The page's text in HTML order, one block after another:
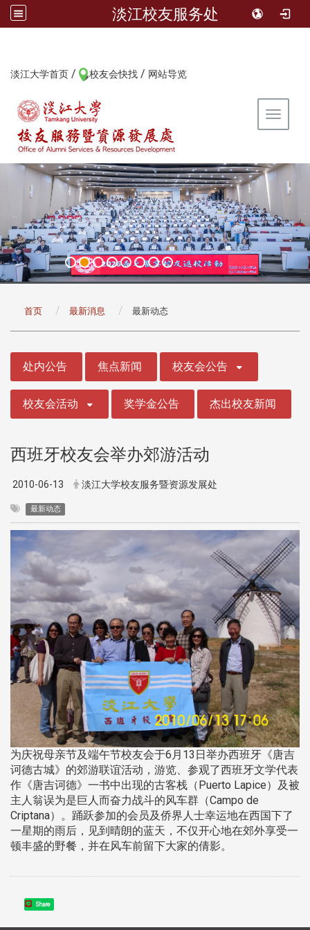
淡江校友服务处
淡江大学首页 / 校友会快找 / 网站导览
Toggle
首页 最新消息 最新动态
处内公告 焦点新闻 校友会公告
校友会活动 奖学金公告 杰出校友新闻
西班牙校友会举办郊游活动
2010-06-13 淡江大学校友服务暨资源发展处
最新动态
为庆祝母亲节及端午节校友会于6月13日举办西班牙《唐吉
诃德古城》的郊游联谊活动，游览、参观了西班牙文学代表
作《唐吉诃德》一书中出现的古客栈（Puerto Lapice）及被
主人翁误为是巨人而奋力战斗的风车群（Campo de
Criptana）。踊跃参加的会员及侨界人士幸运地在西国下了
一星期的雨后，见到晴朗的蓝天，不仅开心地在郊外享受一
顿丰盛的野餐，并在风车前留下大家的倩影。
Share